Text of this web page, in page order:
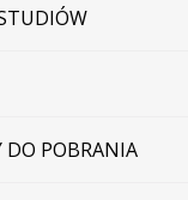
POBRANIA